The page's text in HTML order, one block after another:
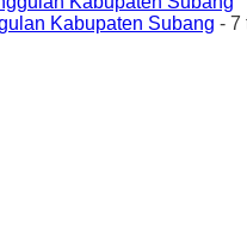
Kabupaten Subang - 7